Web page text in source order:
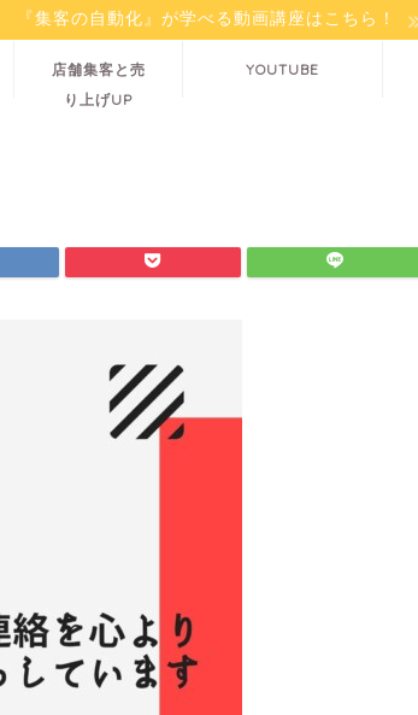
『集客の自動化』が学べる動画講座はこちら！
店舗集客と売
り上げUP
YOUTUBE